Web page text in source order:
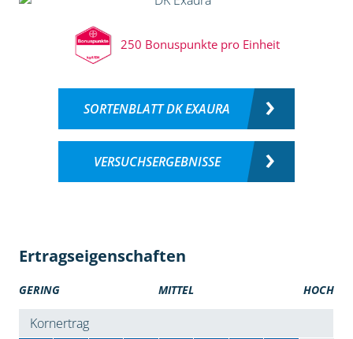
250 Bonuspunkte pro Einheit
SORTENBLATT DK EXAURA
VERSUCHSERGEBNISSE
Ertragseigenschaften
GERING MITTEL HOCH
Kornertrag